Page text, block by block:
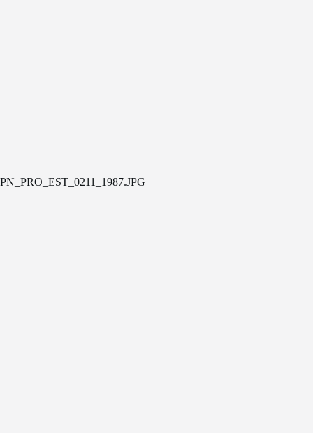
PN_PRO_EST_0211_1987.JPG